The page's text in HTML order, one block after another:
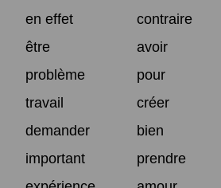
en effet
contraire
être
avoir
problème
pour
travail
créer
demander
bien
important
prendre